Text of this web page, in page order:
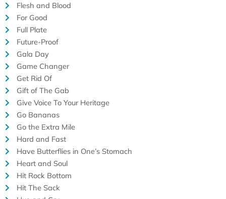
Flesh and Blood
For Good
Full Plate
Future-Proof
Gala Day
Game Changer
Get Rid Of
Gift of The Gab
Give Voice To Your Heritage
Go Bananas
Go the Extra Mile
Hard and Fast
Have Butterflies in One’s Stomach
Heart and Soul
Hit Rock Bottom
Hit The Sack